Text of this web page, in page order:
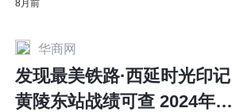
8月前
华商网
发现最美铁路·西延时光印记 |
黄陵东站战绩可查 2024年货